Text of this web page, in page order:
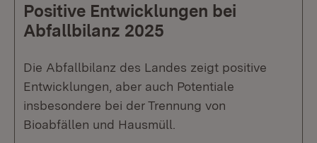
Positive Entwicklungen bei
Abfallbilanz 2025
Die Abfallbilanz des Landes zeigt positive
Entwicklungen, aber auch Potentiale
insbesondere bei der Trennung von
Bioabfällen und Hausmüll.